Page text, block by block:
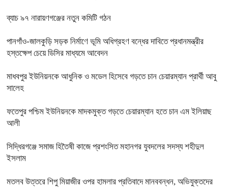
ব্যাচ ৯৭ নারায়ণগঞ্জের নতুন কমিটি গঠন
পানগাঁও-জালকুড়ি সড়ক নির্মাণে ভূমি অধিগ্রহণ বন্ধের দাবিতে প্রধানমন্ত্রীর
হস্তক্ষেপ চেয়ে ডিসির মাধ্যমে আবেদন
মাধবপুর ইউনিয়নকে আধুনিক ও মডেল হিসেবে গড়তে চান চেয়ারম্যান প্রার্থী আবু
সালেহ
ফতেপুর পশ্চিম ইউনিয়নকে মাদকমুক্ত গড়তে চেয়ারম্যান হতে চান এম ইলিয়াছ
আলী
সিদ্ধিরগঞ্জে‌ সমাজ হিতৈষী কাজে প্রশংসিত মহানগর যুবদলের সদস্য শহীদুল
ইসলাম
মতলব উত্তরে শিপু মিয়াজীর ওপর হামলার প্রতিবাদে মানববন্ধন, অভিযুক্তদের